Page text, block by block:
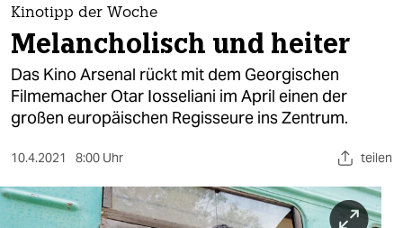
themen
politik
öko
gesellschaft
sport
Kinotipp der Woche
Melancholisch und heiter
Das Kino Arsenal rückt mit dem Georgischen
Filmemacher Otar Iosseliani im April einen der
großen europäischen Regisseure ins Zentrum.
10.4.2021 8:00 Uhr teilen